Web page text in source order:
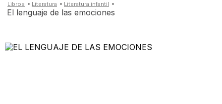
literatura literatura infantil
el lenguaje de las emociones